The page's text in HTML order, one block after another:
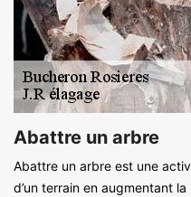
Abattre un arbre
Abattre un arbre est une
d’un terrain en augmentant